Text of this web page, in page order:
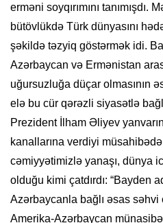
erməni soyqırımını
bütövlükdə Türk dünyasını
şəkildə təzyiq göstərmək idi.
Azərbaycan və Ermənistan
uğursuzluğa düçar olmasının
elə bu cür qərəzli siyasətlə
Prezident İlham Əliyev
kanallarına verdiyi müsahibədə
cəmiyyətimizlə yanaşı, dünya
olduğu kimi çatdırdı: “Bayden
Azərbaycanla bağlı əsas
Amerika-Azərbaycan